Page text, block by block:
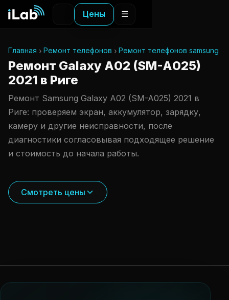
Цены ☰
Главная Ремонт телефонов Ремонт телефонов samsung
Ремонт Galaxy A02 (SM-A025)
2021 в Риге
Ремонт Samsung Galaxy A02 (SM-A025) 2021 в
Риге: проверяем экран, аккумулятор, зарядку,
камеру и другие неисправности, после
диагностики согласовывая подходящее решение
и стоимость до начала работы.
Смотреть цены